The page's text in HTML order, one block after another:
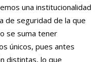
una institucionalidad
de seguridad de la que
se suma tener
únicos, pues antes
distintas, lo que